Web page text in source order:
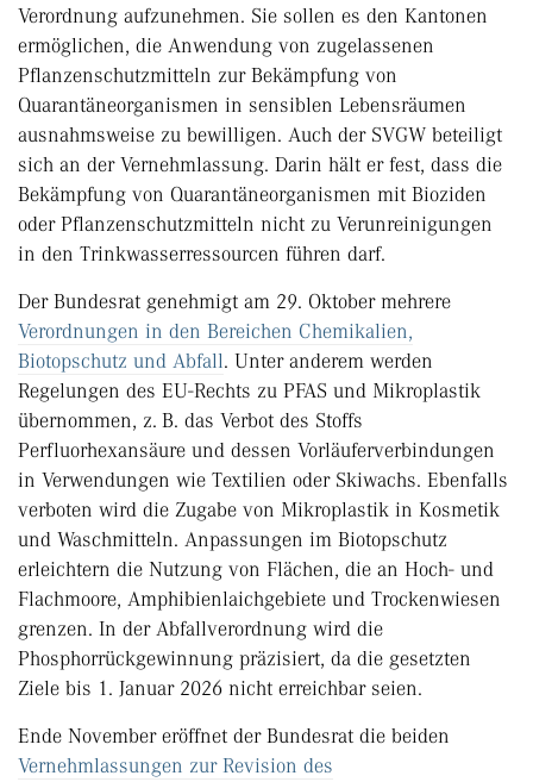
Verordnung aufzunehmen. Sie sollen es den Kantonen
ermöglichen, die Anwendung von zugelassenen
Pflanzenschutzmitteln zur Bekämpfung von
Quarantäneorganismen in sensiblen Lebensräumen
ausnahmsweise zu bewilligen. Auch der SVGW beteiligt
sich an der Vernehmlassung. Darin hält er fest, dass die
Bekämpfung von Quarantäneorganismen mit Bioziden
oder Pflanzenschutzmitteln nicht zu Verunreinigungen
in den Trinkwasserressourcen führen darf.
Der Bundesrat genehmigt am 29. Oktober mehrere
Verordnungen in den Bereichen Chemikalien,
Biotopschutz und Abfall. Unter anderem werden
Regelungen des EU-Rechts zu PFAS und Mikroplastik
übernommen, z. B. das Verbot des Stoffs
Perfluorhexansäure und dessen Vorläuferverbindungen
in Verwendungen wie Textilien oder Skiwachs. Ebenfalls
verboten wird die Zugabe von Mikroplastik in Kosmetik
und Waschmitteln. Anpassungen im Biotopschutz
erleichtern die Nutzung von Flächen, die an Hoch- und
Flachmoore, Amphibienlaichgebiete und Trockenwiesen
grenzen. In der Abfallverordnung wird die
Phosphorrückgewinnung präzisiert, da die gesetzten
Ziele bis 1. Januar 2026 nicht erreichbar seien.
Ende November eröffnet der Bundesrat die beiden
Vernehmlassungen zur Revision des